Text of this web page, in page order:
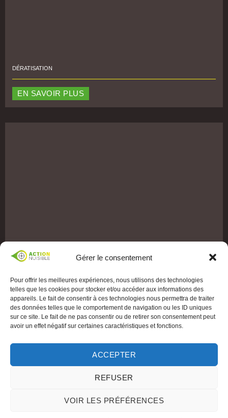
Gérer le consentement
Pour offrir les meilleures expériences, nous utilisons des technologies
telles que les cookies pour stocker et/ou accéder aux informations des
appareils. Le fait de consentir à ces technologies nous permettra de traiter
des données telles que le comportement de navigation ou les ID uniques
sur ce site. Le fait de ne pas consentir ou de retirer son consentement peut
avoir un effet négatif sur certaines caractéristiques et fonctions.
ACCEPTER
REFUSER
VOIR LES PRÉFÉRENCES
DÉRATISATION
EN SAVOIR PLUS